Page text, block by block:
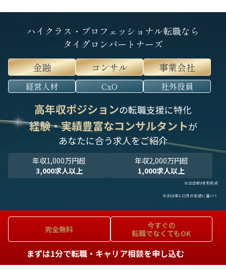
ハイクラス・プロフェッショナル転職なら
タイグロンパートナーズ
金融
コンサル 事業会社
経営人材 CxO 社外役員
高年収ポジションの転職支援に特化
経験・実績豊富なコンサルタントが
あなたに合う求人をご紹介
年収1,000万円超
3,000求人以上
年収2,000万円超
1,000求人以上
※2025年9月末時点
※2024年1-12月の実績に基づく
完全無料
今すぐの
転職でなくてもOK
まずは1分で転職・キャリア相談を申し込む